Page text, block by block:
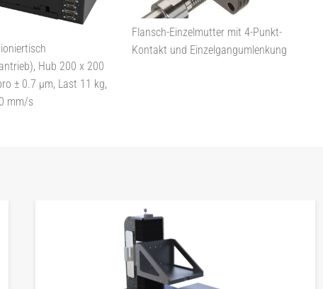
Hub 200 x 200
± 0.7 µm, Last 11 kg,
mm/s
Flansch-Einzelmutter mit 4-Punkt-
Kontakt und Einzelgangumlenkung